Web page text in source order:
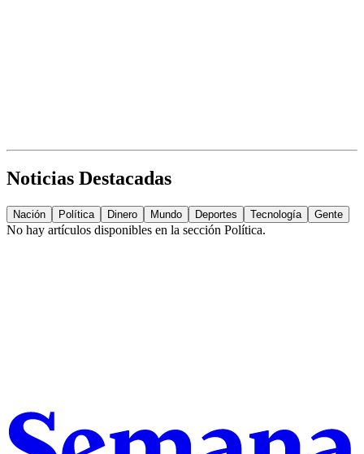
Noticias Destacadas
Nación Política Dinero Mundo Deportes Tecnología Gente
No hay artículos disponibles en la sección Política.